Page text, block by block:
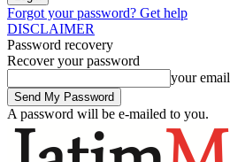
Forgot your password? Get help
DISCLAIMER
Password recovery
Recover your password
your email
A password will be e-mailed to you.